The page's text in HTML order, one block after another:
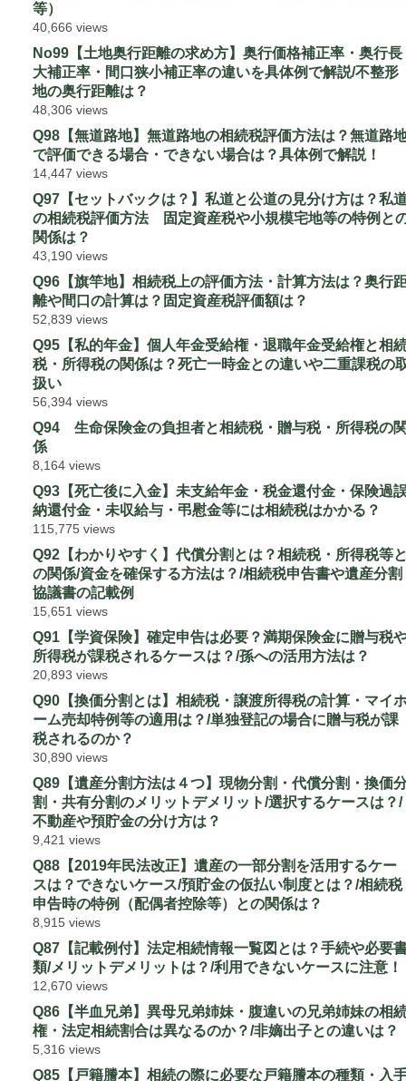
等）
40,666 views
No99【土地奥行距離の求め方】奥行価格補正率・奥行長
大補正率・間口狭小補正率の違いを具体例で解説/不整形
地の奥行距離は？
48,306 views
Q98【無道路地】無道路地の相続税評価方法は？無道路
で評価できる場合・できない場合は？具体例で解説！
14,447 views
Q97【セットバックは？】私道と公道の見分け方は？私
の相続税評価方法 固定資産税や小規模宅地等の特例と
関係は？
43,190 views
Q96【旗竿地】相続税上の評価方法・計算方法は？奥行
離や間口の計算は？固定資産税評価額は？
52,839 views
Q95【私的年金】個人年金受給権・退職年金受給権と相
税・所得税の関係は？死亡一時金との違いや二重課税の
扱い
56,394 views
Q94 生命保険金の負担者と相続税・贈与税・所得税の
係
8,164 views
Q93【死亡後に入金】未支給年金・税金還付金・保険過
納還付金・未収給与・弔慰金等には相続税はかかる？
115,775 views
Q92【わかりやすく】代償分割とは？相続税・所得税等
の関係/資金を確保する方法は？/相続税申告書や遺産分割
協議書の記載例
15,651 views
Q91【学資保険】確定申告は必要？満期保険金に贈与税
所得税が課税されるケースは？/孫への活用方法は？
20,893 views
Q90【換価分割とは】相続税・譲渡所得税の計算・マイ
ーム売却特例等の適用は？/単独登記の場合に贈与税が課
税されるのか？
30,890 views
Q89【遺産分割方法は４つ】現物分割・代償分割・換価
割・共有分割のメリットデメリット/選択するケースは？/
不動産や預貯金の分け方は？
9,421 views
Q88【2019年民法改正】遺産の一部分割を活用するケー
スは？できないケース/預貯金の仮払い制度とは？/相続税
申告時の特例（配偶者控除等）との関係は？
8,915 views
Q87【記載例付】法定相続情報一覧図とは？手続や必要
類/メリットデメリットは？/利用できないケースに注意！
12,670 views
Q86【半血兄弟】異母兄弟姉妹・腹違いの兄弟姉妹の相
権・法定相続割合は異なるのか？/非嫡出子との違いは？
5,316 views
Q85【戸籍謄本】相続の際に必要な戸籍謄本の種類・入